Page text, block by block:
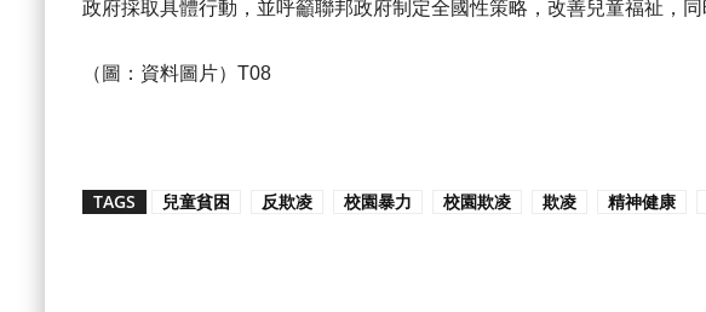
政府採取具體行動，並呼籲聯邦政府制定全國性策略，改善兒童福祉，同
（圖：資料圖片）T08
TAGS 兒童貧困 反欺凌 校園暴力 校園欺凌 欺凌 精神健康